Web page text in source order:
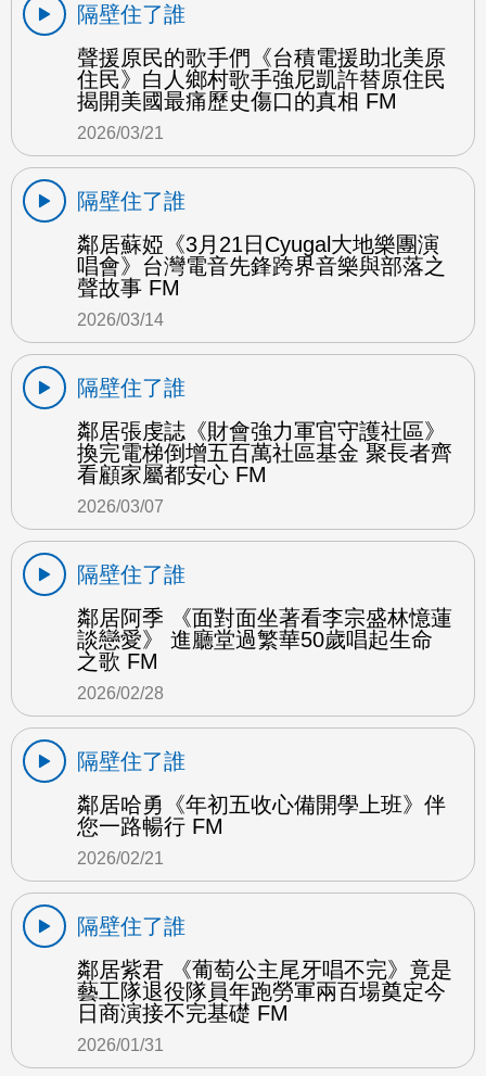
隔壁住了誰
聲援原民的歌手們《台積電援助北美原
住民》白人鄉村歌手強尼凱許替原住民
揭開美國最痛歷史傷口的真相 FM
2026/03/21
隔壁住了誰
鄰居蘇婭《3月21日Cyugal大地樂團演
唱會》台灣電音先鋒跨界音樂與部落之
聲故事 FM
2026/03/14
隔壁住了誰
鄰居張虔誌《財會強力軍官守護社區》
換完電梯倒增五百萬社區基金 聚長者齊
看顧家屬都安心 FM
2026/03/07
隔壁住了誰
鄰居阿季 《面對面坐著看李宗盛林憶蓮
談戀愛》 進廳堂過繁華50歲唱起生命
之歌 FM
2026/02/28
隔壁住了誰
鄰居哈勇《年初五收心備開學上班》伴
您一路暢行 FM
2026/02/21
隔壁住了誰
鄰居紫君 《葡萄公主尾牙唱不完》竟是
藝工隊退役隊員年跑勞軍兩百場奠定今
日商演接不完基礎 FM
2026/01/31